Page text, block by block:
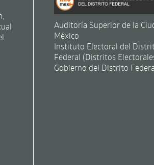
Auditoría Superior de la
México
Instituto Electoral del
Federal (Distritos
Gobierno del Distrito